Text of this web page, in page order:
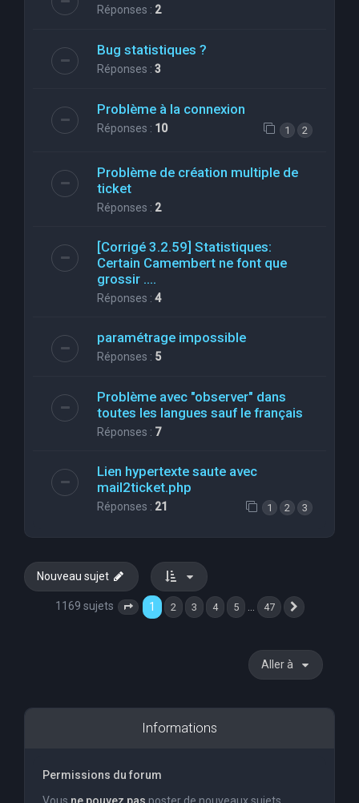
Réponses : 2
Bug statistiques ?
Réponses : 3
Problème à la connexion
Réponses : 10 1 2
Problème de création multiple de
ticket
Réponses : 2
[Corrigé 3.2.59] Statistiques:
Certain Camembert ne font que
grossir ....
Réponses : 4
paramétrage impossible
Réponses : 5
Problème avec "observer" dans
toutes les langues sauf le français
Réponses : 7
Lien hypertexte saute avec
mail2ticket.php
Réponses : 21 1 2 3
Nouveau sujet
1169 sujets Page 1 sur 47
1 2 3 4 5 … 47
Aller à
Informations
Permissions du forum
Vous ne pouvez pas poster de nouveaux sujets